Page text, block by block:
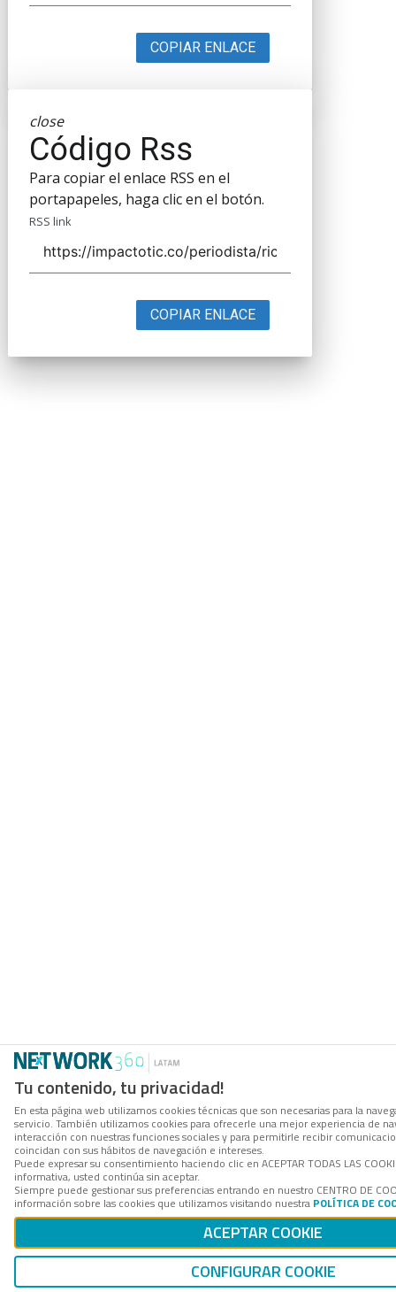
Tu contenido, tu privacidad!
En esta página web utilizamos cookies técnicas que son necesarias para la
servicio. También utilizamos cookies para ofrecerle una mejor experiencia de
interacción con nuestras funciones sociales y para permitirle recibir
coincidan con sus hábitos de navegación e intereses.
Puede expresar su consentimiento haciendo clic en ACEPTAR TODAS LAS
informativa, usted continúa sin aceptar.
Siempre puede gestionar sus preferencias entrando en nuestro CENTRO DE
información sobre las cookies que utilizamos visitando nuestra POLÍTICA DE
ACEPTAR COOKIE
CONFIGURAR COOKIE
COPIAR ENLACE
close
Código Rss
Para copiar el enlace RSS en el
portapapeles, haga clic en el botón.
RSS link
COPIAR ENLACE